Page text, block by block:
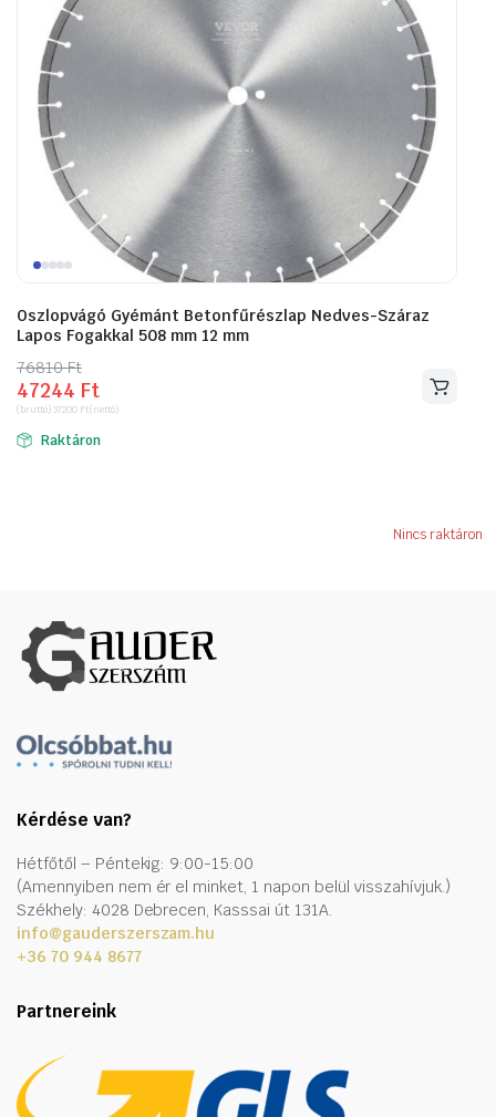
Oszlopvágó Gyémánt Betonfűrészlap Nedves-Száraz
Lapos Fogakkal 508 mm 12 mm
76810Ft
Original
price
was:
76810 Ft.
47244 Ft
Current
price
is:
47244 Ft.
(bruttó)37200 Ft(nettó)
Raktáron
Nincs raktáron
Kérdése van?
Hétfőtől – Péntekig: 9:00-15:00
(Amennyiben nem ér el minket, 1 napon belül visszahívjuk.)
Székhely: 4028 Debrecen, Kasssai út 131A.
info@gauderszerszam.hu
+36 70 944 8677
Partnereink